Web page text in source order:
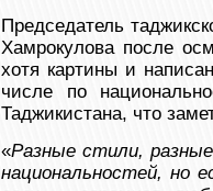
Председатель
Хамрокулова после
хотя картины и
числе по
Таджикистана, что
«Разные стили,
национальностей, но